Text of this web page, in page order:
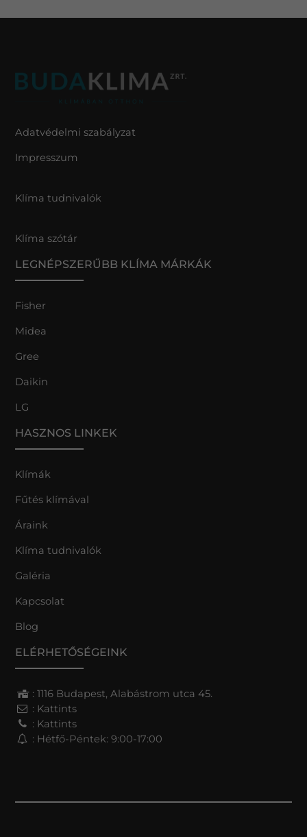
Adatvédelmi szabályzat
Impresszum
Klíma tudnivalók
Klíma szótár
LEGNÉPSZERŰBB KLÍMA MÁRKÁK
Fisher
Midea
Gree
Daikin
LG
HASZNOS LINKEK
Klímák
Fűtés klímával
Áraink
Klíma tudnivalók
Galéria
Kapcsolat
Blog
ELÉRHETŐSÉGEINK
: 1116 Budapest, Alabástrom utca 45.
: Kattints
: Kattints
: Hétfő-Péntek: 9:00-17:00